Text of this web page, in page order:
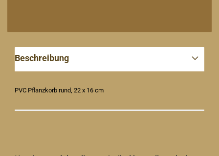
Beschreibung
PVC Pflanzkorb rund, 22 x 16 cm